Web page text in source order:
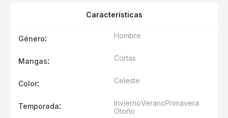
Características
Género: Hombre
Mangas: Cortas
Color: Celeste
Temporada: InviernoVeranoPrimavera
Otoño